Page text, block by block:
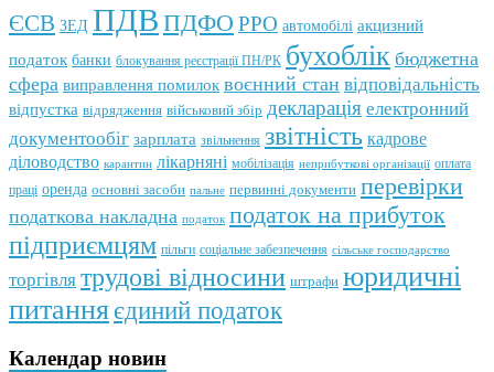
ЄСВ ЗЕД ПДВ ПДФО РРО автомобілі акцизний
податок банки блокування реєстрації ПН/РК бухоблік бюджетна
сфера виправлення помилок воєнний стан відповідальність
відпустка відрядження військовий збір декларація електронний
документообіг зарплата звільнення звітність кадрове
діловодство карантин лікарняні мобілізація неприбуткові організації оплата
праці оренда основні засоби пальне первинні документи перевірки
податкова накладна податок податок на прибуток
підприємцям пільги соціальне забезпечення сільське господарство
торгівля трудові відносини штрафи юридичні
питанняєдиний податок
Календар новин